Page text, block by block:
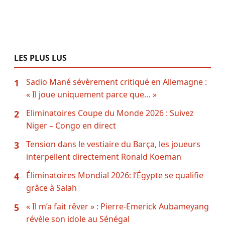
LES PLUS LUS
1
Sadio Mané sévèrement critiqué en Allemagne :
« Il joue uniquement parce que… »
2
Eliminatoires Coupe du Monde 2026 : Suivez
Niger – Congo en direct
3
Tension dans le vestiaire du Barça, les joueurs
interpellent directement Ronald Koeman
4
Éliminatoires Mondial 2026: l’Égypte se qualifie
grâce à Salah
5
« Il m’a fait rêver » : Pierre-Emerick Aubameyang
révèle son idole au Sénégal